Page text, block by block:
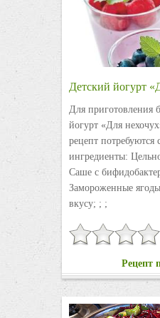
Детский йогурт
Для приготовления
йогурт «Для
рецепт потребуются
ингредиенты:
Саше с
Замороженные
вкусу; ; ;
Рецепт